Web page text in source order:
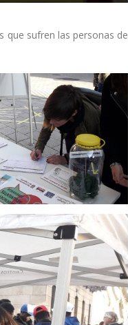
que sufren las personas de